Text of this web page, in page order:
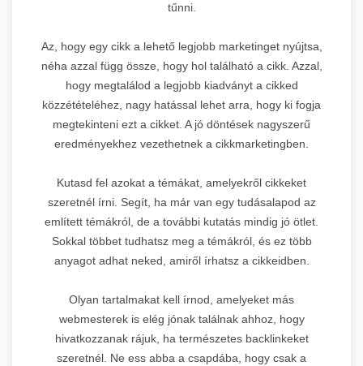
tűnni.
Az, hogy egy cikk a lehető legjobb marketinget nyújtsa,
néha azzal függ össze, hogy hol található a cikk. Azzal,
hogy megtalálod a legjobb kiadványt a cikked
közzétételéhez, nagy hatással lehet arra, hogy ki fogja
megtekinteni ezt a cikket. A jó döntések nagyszerű
eredményekhez vezethetnek a cikkmarketingben.
Kutasd fel azokat a témákat, amelyekről cikkeket
szeretnél írni. Segít, ha már van egy tudásalapod az
említett témákról, de a további kutatás mindig jó ötlet.
Sokkal többet tudhatsz meg a témákról, és ez több
anyagot adhat neked, amiről írhatsz a cikkeidben.
Olyan tartalmakat kell írnod, amelyeket más
webmesterek is elég jónak találnak ahhoz, hogy
hivatkozzanak rájuk, ha természetes backlinkeket
szeretnél. Ne ess abba a csapdába, hogy csak a